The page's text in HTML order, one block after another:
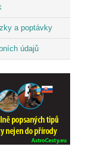
a poptávky
údajů